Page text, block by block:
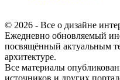
© 2026 - Все о дизайне
Ежедневно обновляемый
посвящённый актуальным
архитектуре.
Все материалы
источников и других